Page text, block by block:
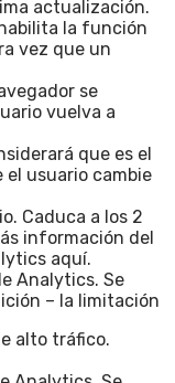
actualización.
la función
vez que un
se
vuelva a
que es el
el usuario cambie
Caduca a los 2
información del
aquí.
Analytics. Se
– la limitación
alto tráfico.